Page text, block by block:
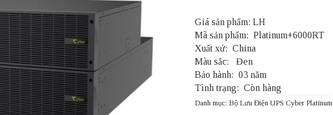
Giá sản phẩm: LH
Mã sản phẩm: Platinum+6000RT
Xuất xứ: China
Màu sắc: Đen
Bảo hành: 03 năm
Tình trạng: Còn hàng
Danh mục: Bộ Lưu Điện UPS Cyber Platinum